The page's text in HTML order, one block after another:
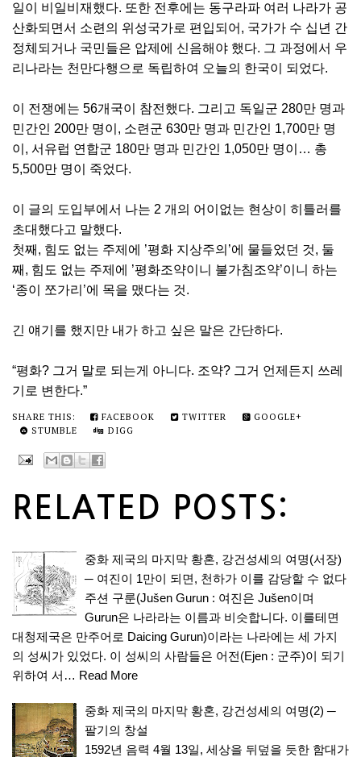
일이 비일비재했다. 또한 전후에는 동구라파 여러 나라가 공
산화되면서 소련의 위성국가로 편입되어, 국가가 수 십년 간
정체되거나 국민들은 압제에 신음해야 했다. 그 과정에서 우
리나라는 천만다행으로 독립하여 오늘의 한국이 되었다.
이 전쟁에는 56개국이 참전했다. 그리고 독일군 280만 명과
민간인 200만 명이, 소련군 630만 명과 민간인 1,700만 명
이, 서유럽 연합군 180만 명과 민간인 1,050만 명이… 총
5,500만 명이 죽었다.
이 글의 도입부에서 나는 2 개의 어이없는 현상이 히틀러를
초대했다고 말했다.
첫째, 힘도 없는 주제에 ’평화 지상주의’에 물들었던 것, 둘
째, 힘도 없는 주제에 ’평화조약이니 불가침조약’이니 하는
‘종이 쪼가리’에 목을 맸다는 것.
긴 얘기를 했지만 내가 하고 싶은 말은 간단하다.
“평화? 그거 말로 되는게 아니다. 조약? 그거 언제든지 쓰레
기로 변한다.”
SHARE THIS: FACEBOOK TWITTER
GOOGLE+
STUMBLE
DIGG
RELATED POSTS:
중화 제국의 마지막 황혼, 강건성세의 여명(서장)
─ 여진이 1만이 되면, 천하가 이를 감당할 수 없다
주션 구룬(Jušen Gurun : 여진은 Jušen이며
Gurun은 나라라는 이름과 비슷합니다. 이를테면
대청제국은 만주어로 Daicing Gurun)이라는 나라에는 세 가지
의 성씨가 있었다. 이 성씨의 사람들은 어전(Ejen : 군주)이 되기
위하여 서… Read More
중화 제국의 마지막 황혼, 강건성세의 여명(2) ─
팔기의 창설
1592년 음력 4월 13일, 세상을 뒤덮을 듯한 함대가